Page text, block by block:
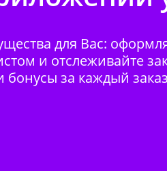
для Вас:
и отслеживайте
бонусы за каждый